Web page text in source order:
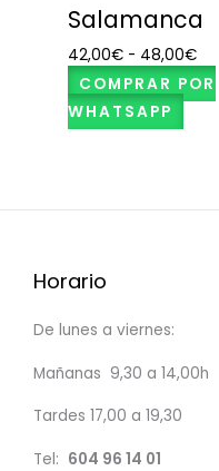
Salamanca
42,00€ - 48,00€
COMPRAR POR
WHATSAPP
Horario
De lunes a viernes:
Mañanas 9,30 a 14,00h
Tardes 17,00 a 19,30
Tel: 604 96 14 01